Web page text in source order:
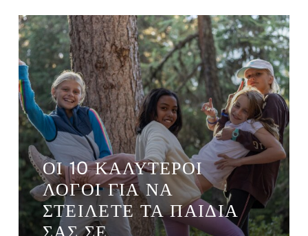
ΟΙ 10 ΚΑΛΎΤΕΡΟΙ
ΛΌΓΟΙ ΓΙΑ ΝΑ
ΣΤΕΊΛΕΤΕ ΤΑ ΠΑΙΔΙΆ